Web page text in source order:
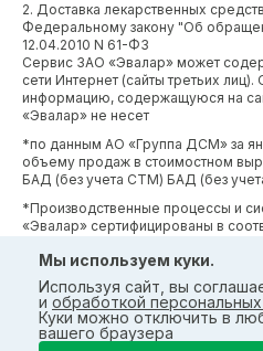
2. Доставка лекарственных
Федеральному закону "Об
12.04.2010 N 61-ФЗ
Сервис ЗАО «Эвалар» может
сети Интернет (сайты третьих лиц).
информацию, содержащуюся на
«Эвалар» не несет
*по данным АО «Группа ДСМ» за
объему продаж в стоимостном
БАД (без учета СТМ) БАД (без
*Производственные процессы и
«Эвалар» сертифицированы в
Мы используем куки.
Используя сайт, вы
и обработкой
Куки можно отключить в
вашего браузера